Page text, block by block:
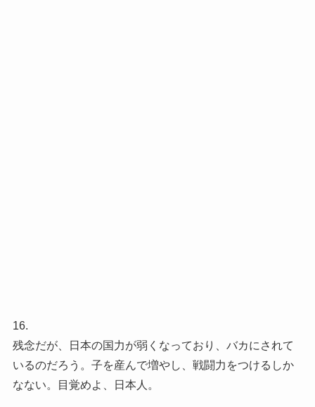
16.
残念だが、日本の国力が弱くなっており、バカにされて
いるのだろう。子を産んで増やし、戦闘力をつけるしか
なない。目覚めよ、日本人。